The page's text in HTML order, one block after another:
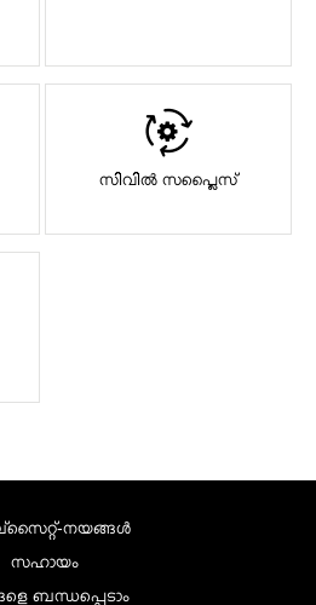
സിവിൽ സപ്ലൈസ്
നയങ്ങള്‍
സഹായം
ബന്ധപ്പെടാം